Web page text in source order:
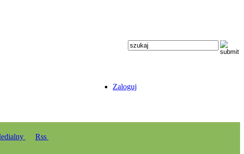
Zaloguj
Rss